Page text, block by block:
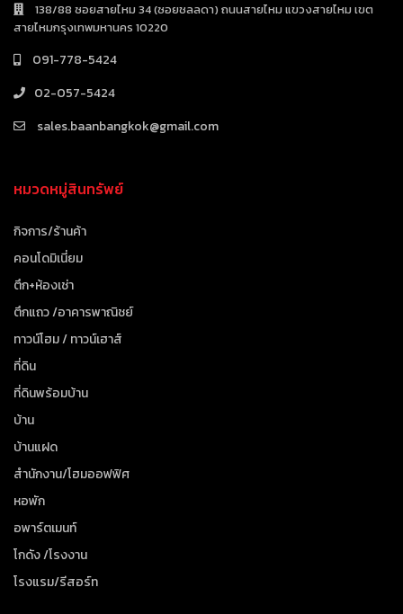
138/88 ซอยสายไหม 34 (ซอยชลลดา) ถนนสายไหม แขวงสายไหม เขต
สายไหมกรุงเทพมหานคร 10220
091-778-5424
02-057-5424
sales.baanbangkok@gmail.com
หมวดหมู่สินทรัพย์
กิจการ/ร้านค้า
คอนโดมิเนี่ยม
ตึก+ห้องเช่า
ตึกแถว /อาคารพาณิชย์
ทาวน์โฮม / ทาวน์เฮาส์
ที่ดิน
ที่ดินพร้อมบ้าน
บ้าน
บ้านแฝด
สำนักงาน/โฮมออฟฟิศ
หอพัก
อพาร์ตเมนท์
โกดัง /โรงงาน
โรงแรม/รีสอร์ท